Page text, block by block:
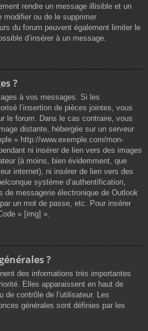
rendre un message illisible et un
modifier ou de le supprimer
du forum peuvent également limiter le
d’insérer à un message.
?
à vos messages. Si les
l’insertion de pièces jointes, vous
le forum. Dans le cas contraire, vous
distante, hébergée sur un serveur
« http://www.exemple.com/mon-
ni insérer de lien vers des images
(à moins, bien évidemment, que
internet), ni insérer de lien vers des
système d’authentification,
de messagerie électronique de Outlook
un mot de passe, etc. Pour insérer
« [img] ».
?
des informations très importantes
Elles apparaissent en haut de
de contrôle de l’utilisateur. Les
générales sont définies par les